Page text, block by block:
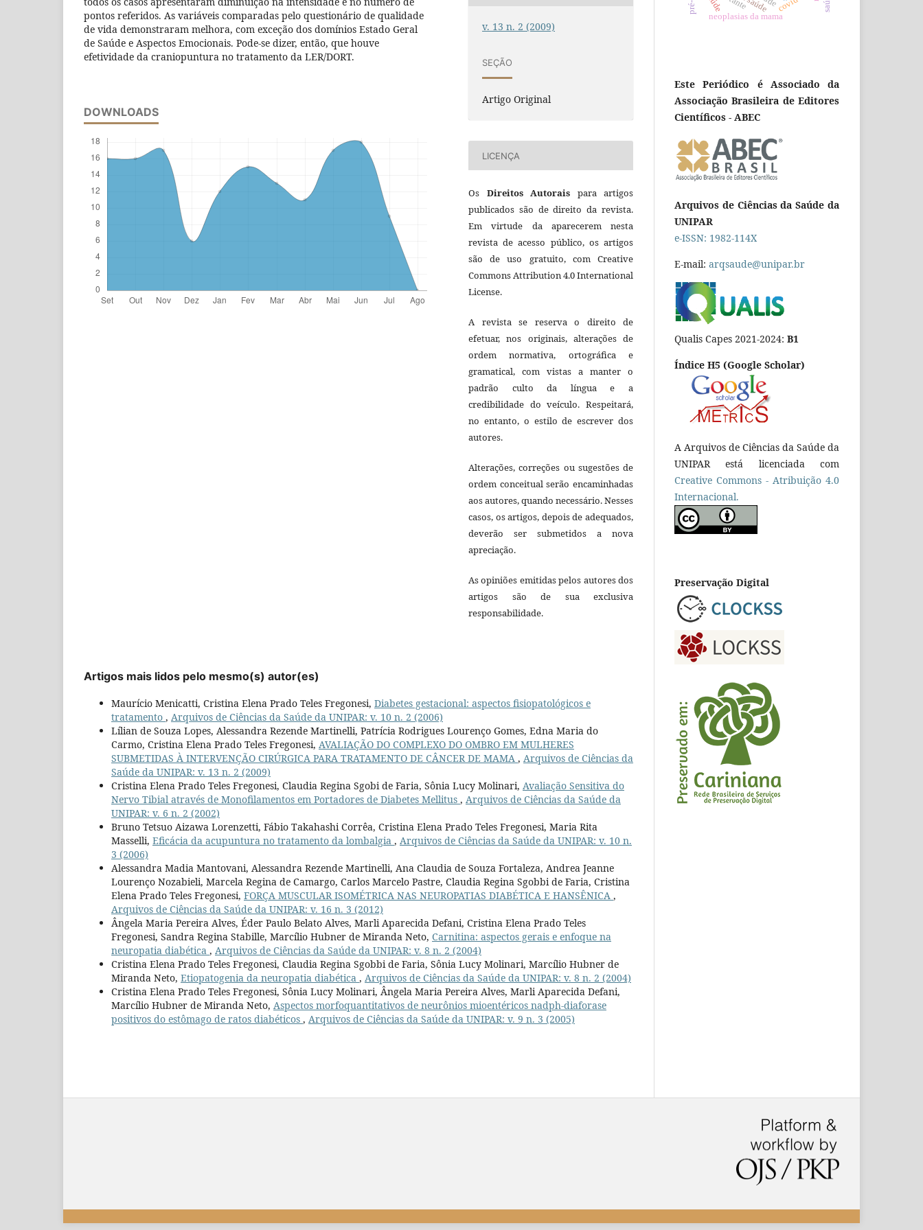
pontos referidos. As variáveis comparadas pelo questionário de qualidade
de vida demonstraram melhora, com exceção dos domínios Estado Geral
de Saúde e Aspectos Emocionais. Pode-se dizer, então, que houve
efetividade da craniopuntura no tratamento da LER/DORT.
DOWNLOADS
v. 13 n. 2 (2009)
SEÇÃO
Artigo Original
LICENÇA
Os Direitos Autorais para artigos
publicados são de direito da revista.
Em virtude da aparecerem nesta
revista de acesso público, os artigos
são de uso gratuito, com Creative
Commons Attribution 4.0 International
License.
A revista se reserva o direito de
efetuar, nos originais, alterações de
ordem normativa, ortográfica e
gramatical, com vistas a manter o
padrão culto da língua e a
credibilidade do veículo. Respeitará,
no entanto, o estilo de escrever dos
autores.
Alterações, correções ou sugestões de
ordem conceitual serão encaminhadas
aos autores, quando necessário. Nesses
casos, os artigos, depois de adequados,
deverão ser submetidos a nova
apreciação.
As opiniões emitidas pelos autores dos
artigos são de sua exclusiva
responsabilidade.
Artigos mais lidos pelo mesmo(s) autor(es)
Maurício Menicatti, Cristina Elena Prado Teles Fregonesi, Diabetes gestacional: aspectos fisiopatológicos e
tratamento , Arquivos de Ciências da Saúde da UNIPAR: v. 10 n. 2 (2006)
Lílian de Souza Lopes, Alessandra Rezende Martinelli, Patrícia Rodrigues Lourenço Gomes, Edna Maria do
Carmo, Cristina Elena Prado Teles Fregonesi, AVALIAÇÃO DO COMPLEXO DO OMBRO EM MULHERES
SUBMETIDAS À INTERVENÇÃO CIRÚRGICA PARA TRATAMENTO DE CÂNCER DE MAMA , Arquivos de Ciências da
Saúde da UNIPAR: v. 13 n. 2 (2009)
Cristina Elena Prado Teles Fregonesi, Claudia Regina Sgobi de Faria, Sônia Lucy Molinari, Avaliação Sensitiva do
Nervo Tibial através de Monofilamentos em Portadores de Diabetes Mellitus , Arquivos de Ciências da Saúde da
UNIPAR: v. 6 n. 2 (2002)
Bruno Tetsuo Aizawa Lorenzetti, Fábio Takahashi Corrêa, Cristina Elena Prado Teles Fregonesi, Maria Rita
Masselli, Eficácia da acupuntura no tratamento da lombalgia , Arquivos de Ciências da Saúde da UNIPAR: v. 10 n.
3 (2006)
Alessandra Madia Mantovani, Alessandra Rezende Martinelli, Ana Claudia de Souza Fortaleza, Andrea Jeanne
Lourenço Nozabieli, Marcela Regina de Camargo, Carlos Marcelo Pastre, Claudia Regina Sgobbi de Faria, Cristina
Elena Prado Teles Fregonesi, FORÇA MUSCULAR ISOMÉTRICA NAS NEUROPATIAS DIABÉTICA E HANSÊNICA ,
Arquivos de Ciências da Saúde da UNIPAR: v. 16 n. 3 (2012)
Ângela Maria Pereira Alves, Éder Paulo Belato Alves, Marli Aparecida Defani, Cristina Elena Prado Teles
Fregonesi, Sandra Regina Stabille, Marcílio Hubner de Miranda Neto, Carnitina: aspectos gerais e enfoque na
neuropatia diabética , Arquivos de Ciências da Saúde da UNIPAR: v. 8 n. 2 (2004)
Cristina Elena Prado Teles Fregonesi, Claudia Regina Sgobbi de Faria, Sônia Lucy Molinari, Marcílio Hubner de
Miranda Neto, Etiopatogenia da neuropatia diabética , Arquivos de Ciências da Saúde da UNIPAR: v. 8 n. 2 (2004)
Cristina Elena Prado Teles Fregonesi, Sônia Lucy Molinari, Ângela Maria Pereira Alves, Marli Aparecida Defani,
Marcílio Hubner de Miranda Neto, Aspectos morfoquantitativos de neurônios mioentéricos nadph-diaforase
positivos do estômago de ratos diabéticos , Arquivos de Ciências da Saúde da UNIPAR: v. 9 n. 3 (2005)
neoplasias da mama
Este Periódico é Associado da
Associação Brasileira de Editores
Científicos - ABEC
Arquivos de Ciências da Saúde da
UNIPAR
e-ISSN: 1982-114X
E-mail: arqsaude@unipar.br
Qualis Capes 2021-2024: B1
Índice H5 (Google Scholar)
A Arquivos de Ciências da Saúde da
UNIPAR está licenciada com
Creative Commons - Atribuição 4.0
Internacional.
Preservação Digital